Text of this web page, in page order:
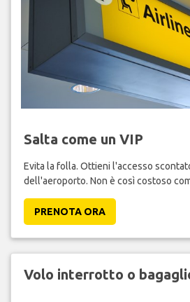
Salta come un VIP
Evita la folla. Ottieni l'accesso
dell'aeroporto. Non è così costoso
PRENOTA ORA
Volo interrotto o